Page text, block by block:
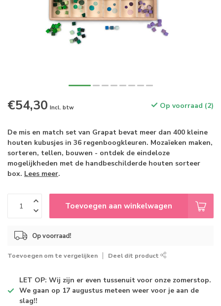
€54,30 Incl. btw Op voorraad (2)
De mis en match set van Grapat bevat meer dan 400 kleine
houten kubusjes in 36 regenboogkleuren. Mozaïeken maken,
sorteren, tellen, bouwen - ontdek de eindeloze
mogelijkheden met de handbeschilderde houten sorteer
box. Lees meer.
Toevoegen aan winkelwagen
Op voorraad!
Toevoegen om te vergelijken Deel dit product
LET OP: Wij zijn er even tussenuit voor onze zomerstop.
We gaan op 17 augustus meteen weer voor je aan de
slag!!